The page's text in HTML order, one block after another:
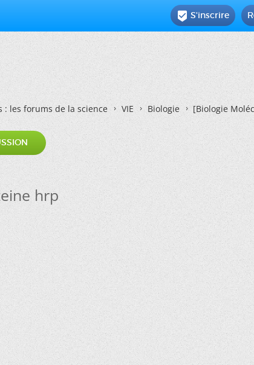
 S'inscrire
: les forums de la science VIE Biologie [Biologie
hrp